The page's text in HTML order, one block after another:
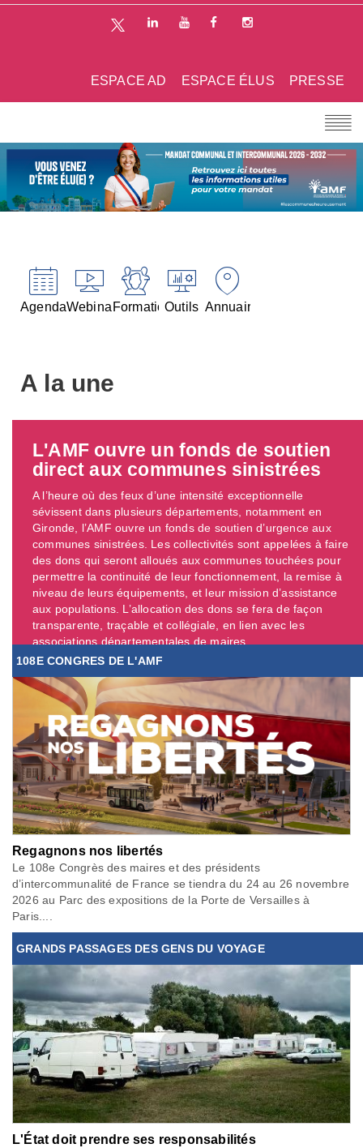
PRESSE
ESPACE ÉLUS
ESPACE AD
AgendaWebinairesFormationsOutils Annuaires
A la une
L'AMF ouvre un fonds de soutien
direct aux communes sinistrées
A l’heure où des feux d’une intensité exceptionnelle
sévissent dans plusieurs départements, notamment en
Gironde, l’AMF ouvre un fonds de soutien d’urgence aux
communes sinistrées. Les collectivités sont appelées à faire
des dons qui seront alloués aux communes touchées pour
permettre la continuité de leur fonctionnement, la remise à
niveau de leurs équipements, et leur mission d’assistance
aux populations. L’allocation des dons se fera de façon
transparente, traçable et collégiale, en lien avec les
associations départementales de maires. ...
108E CONGRES DE L'AMF
Regagnons nos libertés
Le 108e Congrès des maires et des présidents
d’intercommunalité de France se tiendra du 24 au 26 novembre
2026 au Parc des expositions de la Porte de Versailles à
Paris....
GRANDS PASSAGES DES GENS DU VOYAGE
L'État doit prendre ses responsabilités